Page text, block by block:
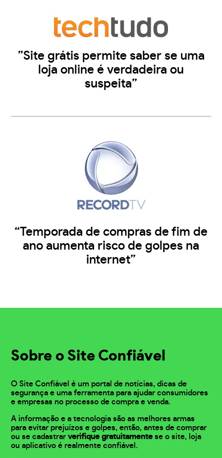
”Site grátis permite saber se uma
loja online é verdadeira ou
suspeita”
“Temporada de compras de fim de
ano aumenta risco de golpes na
internet”
Sobre o Site Confiável
O Site Confiável é um portal de notícias, dicas de
segurança e uma ferramenta para ajudar consumidores
e empresas no processo de compra e venda.
A informação e a tecnologia são as melhores armas
para evitar prejuízos e golpes, então, antes de comprar
ou se cadastrarverifique gratuitamente se o site, loja
ou aplicativo é realmente confiável.